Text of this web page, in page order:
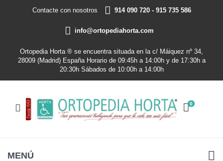
Contacte con nosotros 914 090 720 - 915 735 586
info@ortopediahorta.com
Ortopedia Horta ® se encuentra situada en la c/ Máiquez nº 34,
28009 (Madrid) España Horario de 09:45h a 14:00h y de 17:30h a
20:30h Sábados de 10:00h a 14:00h
0
MENÚ